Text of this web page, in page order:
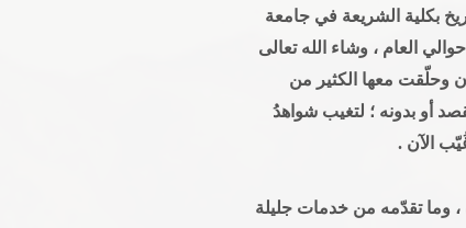
الحضارة والتاريخ بكلية الشريعة في جامعة
العام ، وشاء الله تعالى
وحلّقت معها الكثير من
أو بدونه ؛ لتغيب شواهدُ
الآن .
، وما تقدّمه من خدمات جليلة